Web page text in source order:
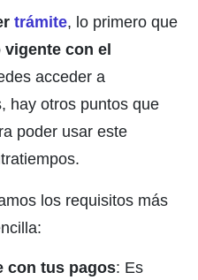
trámite, lo primero que
vigente con el
acceder a
hay otros puntos que
poder usar este
los requisitos más
con tus pagos: Es